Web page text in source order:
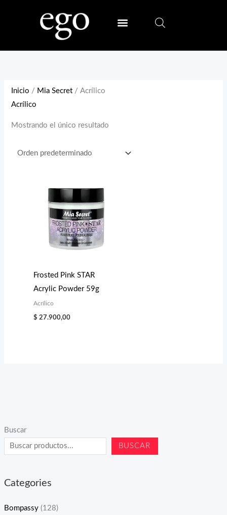
Buscar
BUSCAR
Categories
Bompassy (128)
Inicio / Mia Secret / Acrílico
Acrílico
Mostrando el único resultado
Frosted Pink STAR
Acrylic Powder 59g
Acrílico
$ 27.900,00